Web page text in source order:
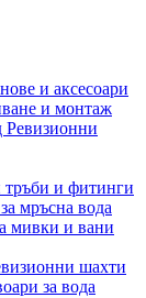
и аксесоари
и монтаж
Ревизионни
тръби и фитинги
мръсна вода
мивки и вани
шахти
за вода